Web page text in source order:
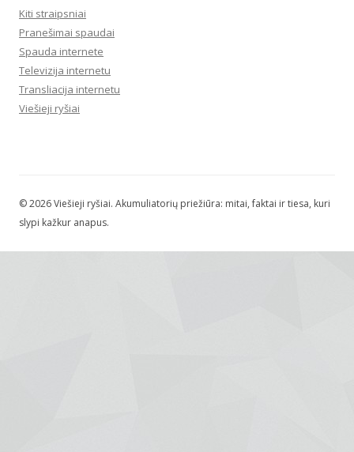
Kiti straipsniai
Pranešimai spaudai
Spauda internete
Televizija internetu
Transliacija internetu
Viešieji ryšiai
© 2026 Viešieji ryšiai. Akumuliatorių priežiūra: mitai, faktai ir tiesa, kuri
slypi kažkur anapus.